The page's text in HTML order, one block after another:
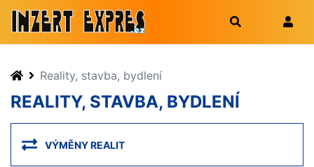
Reality, stavba, bydlení
REALITY, STAVBA, BYDLENÍ
VÝMĚNY REALIT